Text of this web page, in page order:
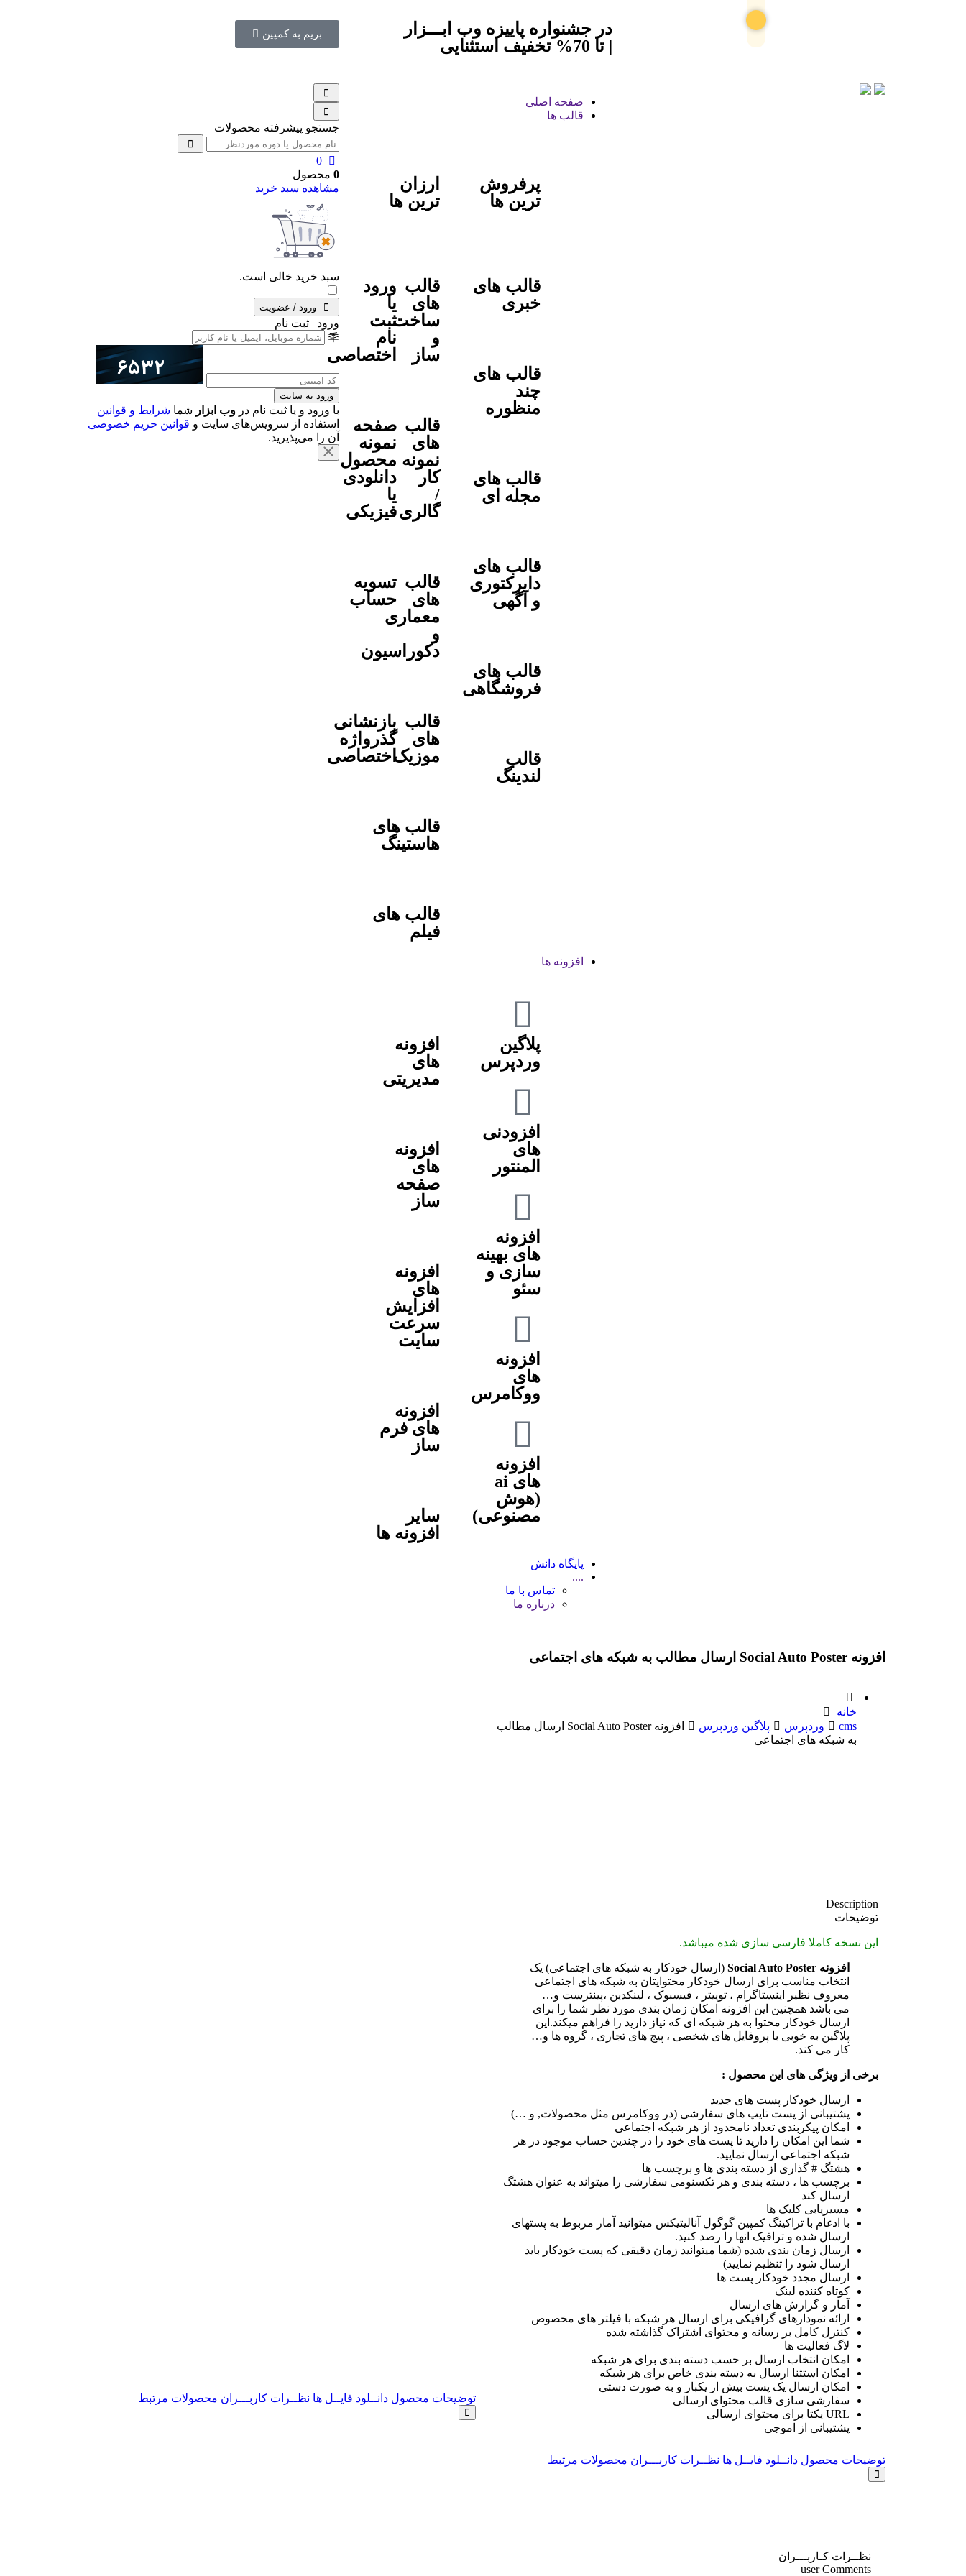
در جشنواره پاییزه وب ابـــزار
| تا 70% تخفیف استثنایی
بریم به کمپین
صفحه اصلی
قالب ها
پرفروش
ترین ها
قالب های
خبری
قالب های
چند
منظوره
قالب های
مجله ای
قالب های
دایرکتوری
و آگهی
قالب های
فروشگاهی
قالب
لندینگ
ارزان
ترین ها
قالب
های
ساخت
و
ساز
ورود
یا
ثبت
نام
اختصاصی
قالب
های
نمونه
کار
/
گالری
صفحه
نمونه
محصول
دانلودی
یا
فیزیکی
قالب
های
معماری
و
دکوراسیون
تسویه
حساب
قالب
های
موزیک
بازنشانی
گذرواژه
اختصاصی
قالب های
هاستینگ
قالب های
فیلم
افزونه ها
پلاگین
وردپرس
افزودنی
های
المنتور
افزونه
های بهینه
سازی و
سئو
افزونه
های
ووکامرس
افزونه
های ai
(هوش
مصنوعی)
افزونه
های
مدیریتی
افزونه
های
صفحه
ساز
افزونه
های
افزایش
سرعت
سایت
افزونه
های فرم
ساز
سایر
افزونه ها
پایگاه دانش
....
تماس با ما
درباره ما
جستجو پیشرفته محصولات
0
0محصول
مشاهده‌ سبد خرید
سبد خرید خالی است.
ورود / عضویت
ورود | ثبت نام
ورود به سایت
با ورود و یا ثبت نام در وب ابزار شما شرایط و قوانین
استفاده از سرویس‌های سایت و قوانین حریم خصوصی
آن را می‌پذیرید.
افزونه Social Auto Poster ارسال مطالب به شبکه های اجتماعی
خانه
cms
وردپرس پلاگین وردپرس
افزونه Social Auto Poster ارسال مطالب
به شبکه های اجتماعی
Description
توضیحات
این نسخه کاملا فارسی سازی شده میباشد.
افزونه Social Auto Poster (ارسال خودکار به شبکه های اجتماعی) یک
انتخاب مناسب برای ارسال خودکار محتوایتان به شبکه های اجتماعی
معروف نظیر اینستاگرام ، توییتر ، فیسبوک ، لینکدین ،پینترست و…
می باشد همچنین این افزونه امکان زمان بندی مورد نظر شما را برای
ارسال خودکار محتوا به هر شبکه ای که نیاز دارید را فراهم میکند.این
پلاگین به خوبی با پروفایل های شخصی ، پیج های تجاری ، گروه ها و…
کار می کند.
برخی از ویژگی های این محصول :
ارسال خودکار پست های جدید
پشتیبانی از پست تایپ های سفارشی (در ووکامرس مثل محصولات, و …)
امکان پیکربندی تعداد نامحدود از هر شبکه اجتماعی
شما این امکان را دارید تا پست های خود را در چندین حساب موجود در هر
شبکه اجتماعی ارسال نمایید.
هشتگ # گذاری از دسته بندی ها و برچسب ها
برچسب ها ، دسته بندی و هر تکسنومی سفارشی را میتواند به عنوان هشتگ
ارسال کند
مسیریابی کلیک ها
با ادغام با تراکینگ کمپین گوگول آنالیتیکس میتوانید آمار مربوط به پستهای
ارسال شده و ترافیک انها را رصد کنید.
ارسال زمان بندی شده (شما میتوانید زمان دقیقی که پست خودکار باید
ارسال شود را تنظیم نمایید)
ارسال مجدد خودکار پست ها
کوتاه کننده لینک
آمار و گزارش های ارسال
ارائه نمودارهای گرافیکی برای ارسال هر شبکه با فیلتر های مخصوص
کنترل کامل بر رسانه و محتوای اشتراک گذاشته شده
لاگ فعالیت ها
امکان انتخاب ارسال بر حسب دسته بندی برای هر شبکه
امکان استثنا ارسال به دسته بندی خاص برای هر شبکه
امکان ارسال یک پست بیش از یکبار و به صورت دستی
سفارشی سازی قالب محتوای ارسالی
URL یکتا برای محتوای ارسالی
پشتیبانی از اموجی
توضیحات محصول دانــلود فایــل ها نظــرات کاربـــران محصولات مرتبط
توضیحات محصول دانــلود فایــل ها نظــرات کاربـــران محصولات مرتبط
نظــرات کـاربـــران
user Comments